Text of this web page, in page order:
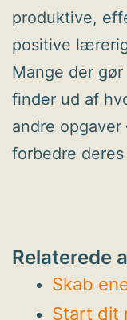
produktive,
positive
Mange der
finder ud af
andre
forbedre
Relaterede
Skab
Start dit